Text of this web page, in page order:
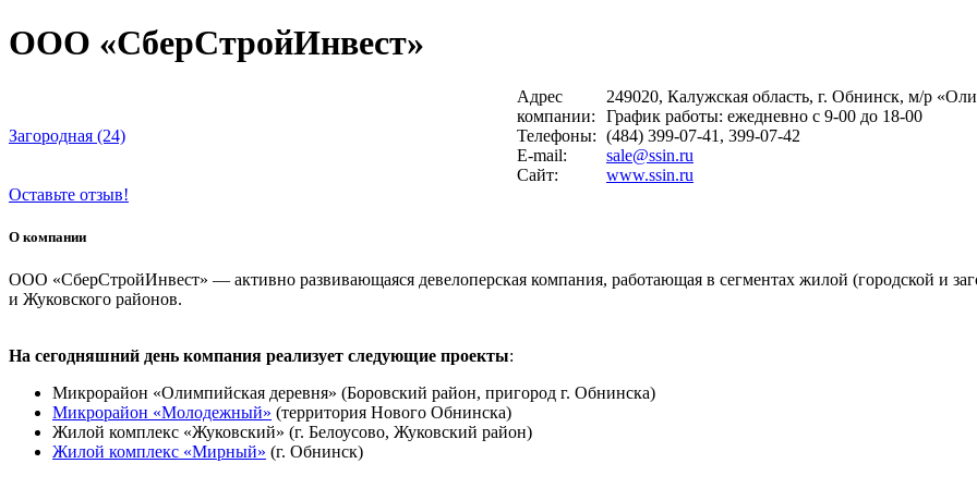
ООО «СберСтройИнвест»
Загородная (24)
Адрес
компании:
249020, Калужская область, г. Обнинск, м/р
График работы: ежедневно c 9-00 до 18-00
Телефоны: (484) 399-07-41, 399-07-42
E-mail:
sale@ssin.ru
Сайт:
www.ssin.ru
Оставьте отзыв!
О компании
ООО «СберСтройИнвест» — активно развивающаяся девелоперская компания, работающая в сегментах жилой (городской и
и Жуковского районов.
На сегодняшний день компания реализует следующие проекты:
Микрорайон «Олимпийская деревня» (Боровский район, пригород г. Обнинска)
Микрорайон «Молодежный» (территория Нового Обнинска)
Жилой комплекс «Жуковский» (г. Белоусово, Жуковский район)
Жилой комплекс «Мирный» (г. Обнинск)